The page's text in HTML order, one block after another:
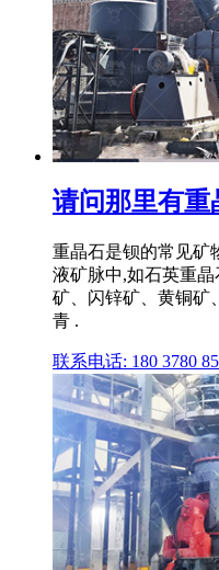
请问那里有重
重晶石是钡的常见矿
液矿脉中,如石英重
矿、闪锌矿、黄铜矿
青 .
联系电话: 180 3780